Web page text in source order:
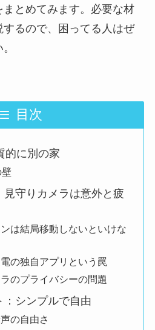
とめてみます。必要な材
るので、困ってる人はぜ
目次
的に別の家
壁
見守りカメラは意外と疲
は結局移動しないといけな
の独自アプリという罠
のプライバシーの問題
：シンプルで自由
の自由さ